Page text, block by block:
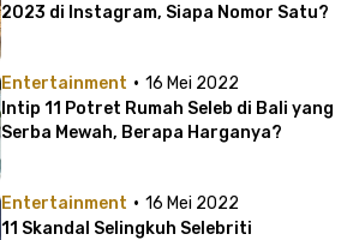
2023 di Instagram, Siapa Nomor Satu?
Entertainment · 16 Mei 2022
Intip 11 Potret Rumah Seleb di Bali yang
Serba Mewah, Berapa Harganya?
Entertainment · 16 Mei 2022
11 Skandal Selingkuh Selebriti